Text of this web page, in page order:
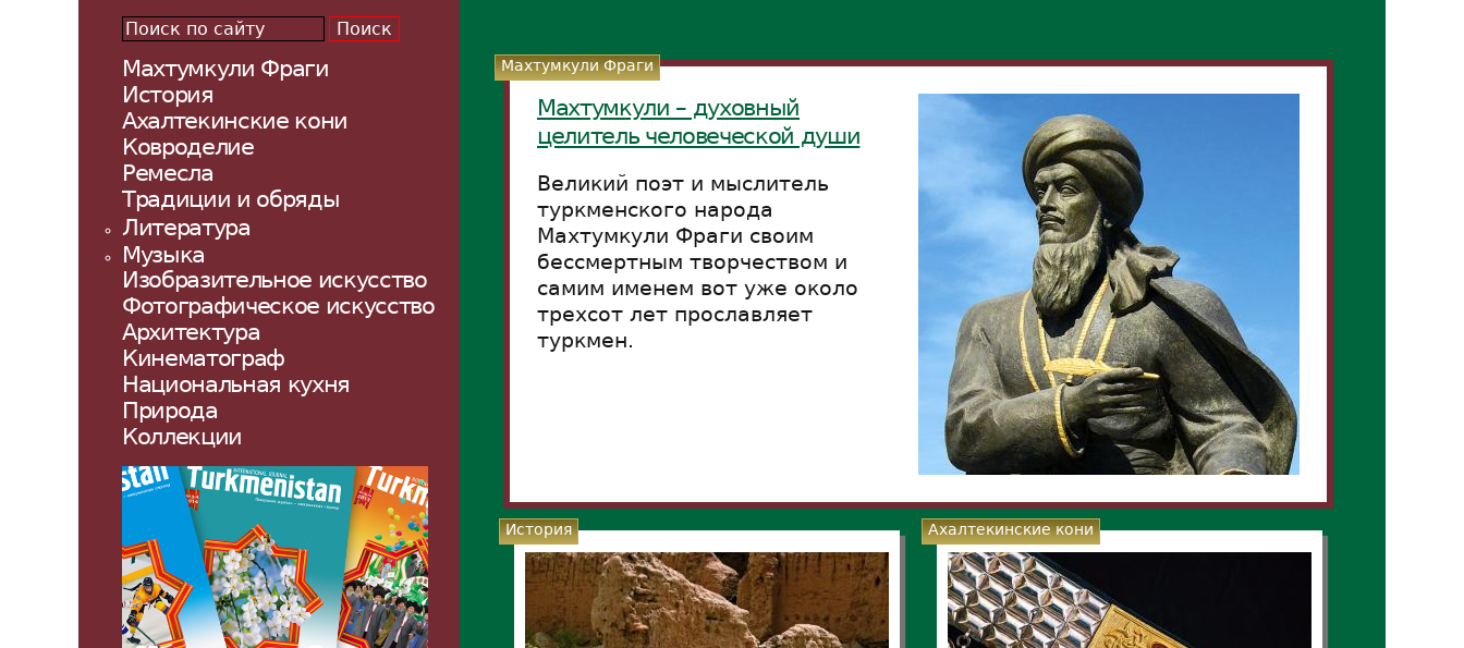
Махтумкули Фраги
Махтумкули – духовный
целитель человеческой души
Великий поэт и мыслитель
туркменского народа
Махтумкули Фраги своим
бессмертным творчеством и
самим именем вот уже около
трехсот лет прославляет
туркмен.
История Ахалтекинские кони
Махтумкули Фраги
История
Ахалтекинские кони
Ковроделие
Ремесла
Традиции и обряды
Литература
Музыка
Изобразительное искусство
Фотографическое искусство
Архитектура
Кинематограф
Национальная кухня
Природа
Коллекции